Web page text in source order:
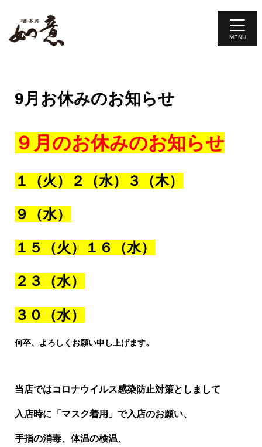
9月お休みのお知らせ
９月のお休みのお知らせ
１（火） ２（水） ３ （木）
９（水）
１５（火）１６（水）
２３（水）
３０（水）
何卒、よろしくお願い申し上げます。
当店ではコロナウイルス感染防止対策としまして
入店時に「マスク着用」で入店のお願い、
手指の消毒、体温の検温、